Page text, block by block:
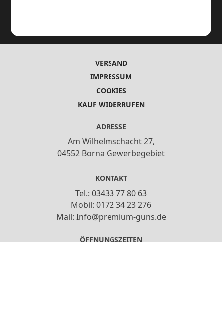
VERSAND
IMPRESSUM
COOKIES
KAUF WIDERRUFEN
ADRESSE
Am Wilhelmschacht 27,
04552 Borna Gewerbegebiet
KONTAKT
Tel.: 03433 77 80 63
Mobil: 0172 34 23 276
Mail: Info@premium-guns.de
ÖFFNUNGSZEITEN